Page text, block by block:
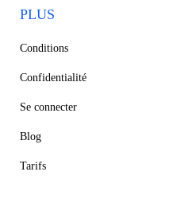
PLUS
Conditions
Confidentialité
Se connecter
Blog
Tarifs